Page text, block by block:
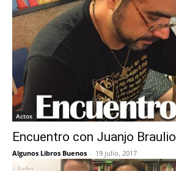
Actos
Encuentro con Juanjo Braulio
Algunos Libros Buenos - 19 julio, 2017